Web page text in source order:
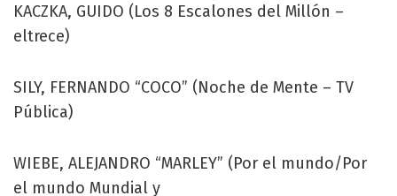
KACZKA, GUIDO (Los 8 Escalones del Millón –
eltrece)
SILY, FERNANDO “COCO” (Noche de Mente – TV
Pública)
WIEBE, ALEJANDRO “MARLEY” (Por el mundo/Por
el mundo Mundial y